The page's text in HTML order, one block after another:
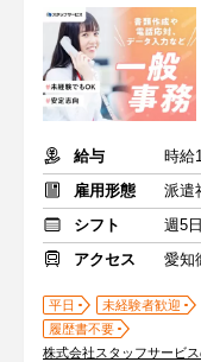
給与
時給
雇用形態
派遣
シフト
週5
アクセス
愛知
平日 未経験者歓迎
履歴書不要
株式会社スタッフサービ